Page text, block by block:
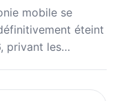
mobile se
éteint
privant les…